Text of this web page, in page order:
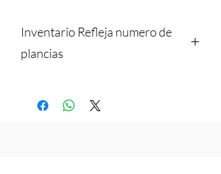
Inventario Refleja numero de
plancias
compra es por 1 plancia de 324cm x
159cm espesor 2cm